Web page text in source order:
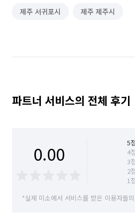
케어서비스를 제공합니다.
안내해드립니다.
: 내외부 먼지, 각질, 미생물 및 집진드
살균, 피톤치드 소독
살균 세척
제주 서귀포시 제주 제주시
파트너 서비스의 전체 후기
0.00 5
4
3
2
1
*실제 미소에서 서비스를 받은 이용자들